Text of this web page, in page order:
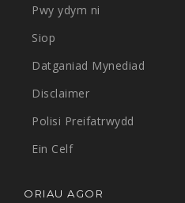
Pwy ydym ni
Siop
Datganiad Mynediad
Disclaimer
Polisi Preifatrwydd
Ein Celf
ORIAU AGOR